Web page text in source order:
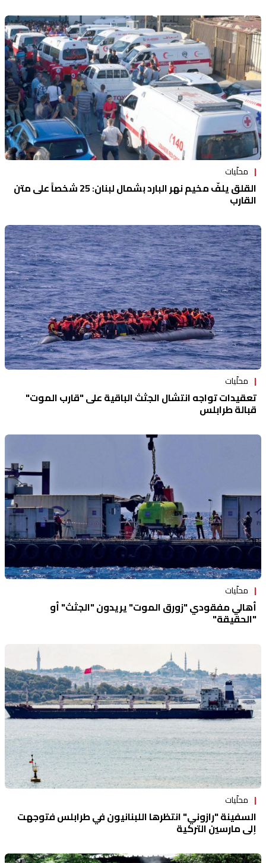
محلّيات
القلق يلفّ مخيم نهر البارد بشمال لبنان: 25 شخصاً على متن
القارب
محلّيات
تعقيدات تواجه انتشال الجثث الباقية على "قارب الموت"
قبالة طرابلس
محلّيات
أهالي مفقودي "زورق الموت" يريدون "الجثث" أو
"الحقيقة"
محلّيات
السفينة "رازوني" انتظرها اللبنانيون في طرابلس فتوجهت
إلى مارسين التركية